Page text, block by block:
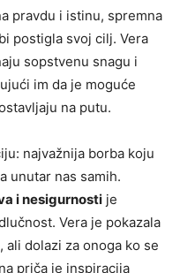
pravdu i istinu, spremna
postigla svoj cilj. Vera
sopstvenu snagu i
im da je moguće
na putu.
najvažnija borba koju
unutar nas samih.
i nesigurnosti je
Vera je pokazala
ali dolazi za onoga ko se
priča je inspiracija